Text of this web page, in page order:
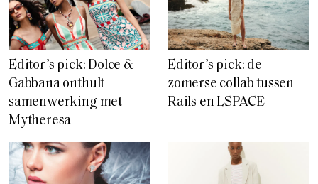
Editor’s pick: Dolce &
Gabbana onthult
samenwerking met
Mytheresa
Editor’s pick: de
zomerse collab tussen
Rails en LSPACE